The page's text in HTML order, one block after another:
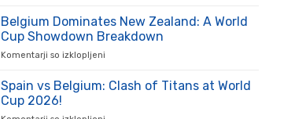
na
MS
Unfolds:
Egypt
to
Belgium Dominates New Zealand: A World
Cup Showdown Breakdown
Komentarji so izklopljeni
Dominates
Spain vs Belgium: Clash of Titans at World
Cup 2026!